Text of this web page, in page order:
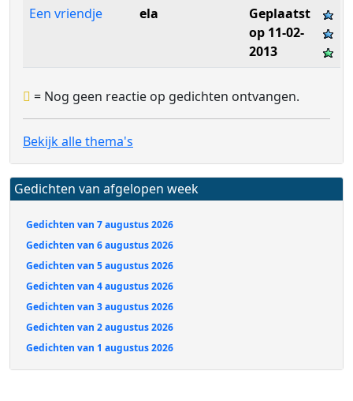
Een vriendje
ela
Geplaatst
op 11-02-
2013
= Nog geen reactie op gedichten ontvangen.
Bekijk alle thema's
Gedichten van afgelopen week
Gedichten van 7 augustus 2026
Gedichten van 6 augustus 2026
Gedichten van 5 augustus 2026
Gedichten van 4 augustus 2026
Gedichten van 3 augustus 2026
Gedichten van 2 augustus 2026
Gedichten van 1 augustus 2026